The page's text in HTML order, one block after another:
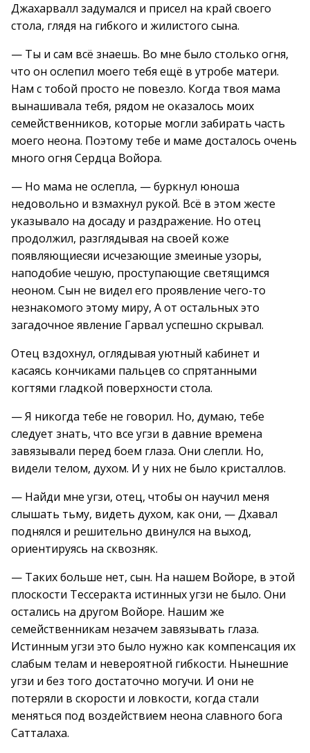
Джахарвалл задумался и присел на край своего
стола, глядя на гибкого и жилистого сына.
— Ты и сам всё знаешь. Во мне было столько огня,
что он ослепил моего тебя ещё в утробе матери.
Нам с тобой просто не повезло. Когда твоя мама
вынашивала тебя, рядом не оказалось моих
семейственников, которые могли забирать часть
моего неона. Поэтому тебе и маме досталось очень
много огня Сердца Войора.
— Но мама не ослепла, — буркнул юноша
недовольно и взмахнул рукой. Всё в этом жесте
указывало на досаду и раздражение. Но отец
продолжил, разглядывая на своей коже
появляющиесяи исчезающие змеиные узоры,
наподобие чешую, проступающие светящимся
неоном. Сын не видел его проявление чего-то
незнакомого этому миру, А от остальных это
загадочное явление Гарвал успешно скрывал.
Отец вздохнул, оглядывая уютный кабинет и
касаясь кончиками пальцев со спрятанными
когтями гладкой поверхности стола.
— Я никогда тебе не говорил. Но, думаю, тебе
следует знать, что все угзи в давние времена
завязывали перед боем глаза. Они слепли. Но,
видели телом, духом. И у них не было кристаллов.
— Найди мне угзи, отец, чтобы он научил меня
слышать тьму, видеть духом, как они, — Дхавал
поднялся и решительно двинулся на выход,
ориентируясь на сквозняк.
— Таких больше нет, сын. На нашем Войоре, в этой
плоскости Тессеракта истинных угзи не было. Они
остались на другом Войоре. Нашим же
семейственникам незачем завязывать глаза.
Истинным угзи это было нужно как компенсация их
слабым телам и невероятной гибкости. Нынешние
угзи и без того достаточно могучи. И они не
потеряли в скорости и ловкости, когда стали
меняться под воздействием неона славного бога
Сатталаха.